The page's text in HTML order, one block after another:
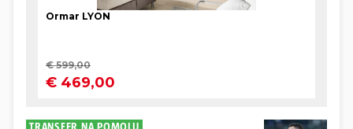
TRANSFER NA POMOLU